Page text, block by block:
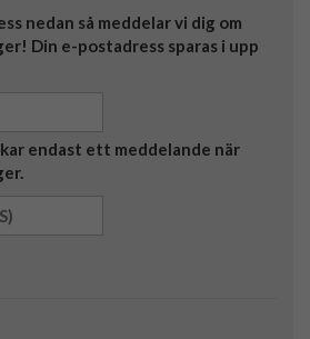
nedan så meddelar vi dig om
Din e-postadress sparas i upp
endast ett meddelande när